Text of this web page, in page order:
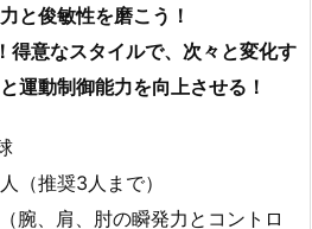
と俊敏性を磨こう！
得意なスタイルで、次々と変化す
運動制御能力を向上させる！
（推奨3人まで）
腕、肩、肘の瞬発力とコントロ